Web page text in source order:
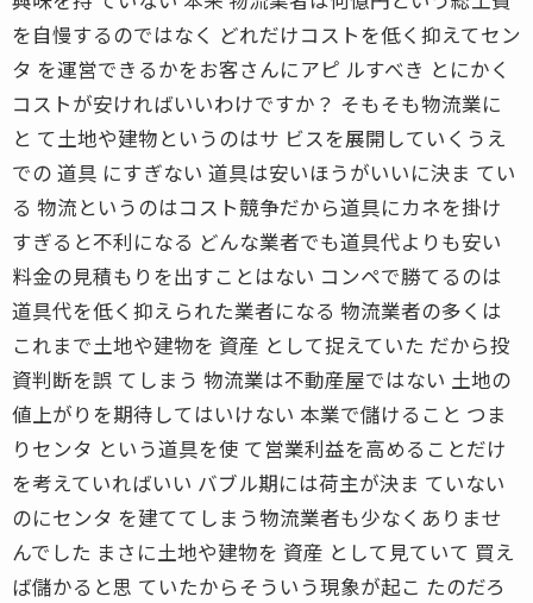
を自慢するのではなく どれだけコストを低く抑えてセン
タ を運営できるかをお客さんにアピ ルすべき とにかく
コストが安ければいいわけですか？ そもそも物流業に
と て土地や建物というのはサ ビスを展開していくうえ
での 道具 にすぎない 道具は安いほうがいいに決ま てい
る 物流というのはコスト競争だから道具にカネを掛け
すぎると不利になる どんな業者でも道具代よりも安い
料金の見積もりを出すことはない コンペで勝てるのは
道具代を低く抑えられた業者になる 物流業者の多くは
これまで土地や建物を 資産 として捉えていた だから投
資判断を誤 てしまう 物流業は不動産屋ではない 土地の
値上がりを期待してはいけない 本業で儲けること つま
りセンタ という道具を使 て営業利益を高めることだけ
を考えていればいい バブル期には荷主が決ま ていない
のにセンタ を建ててしまう物流業者も少なくありませ
んでした まさに土地や建物を 資産 として見ていて 買え
ば儲かると思 ていたからそういう現象が起こ たのだろ